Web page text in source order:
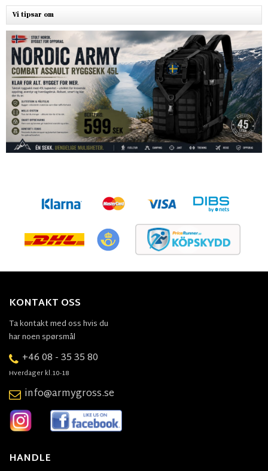
Vi tipsar om
KONTAKT OSS
Ta kontakt med oss hvis du
har noen spørsmål
+46 08 - 35 35 80
Hverdager kl.10-18
info@armygross.se
HANDLE